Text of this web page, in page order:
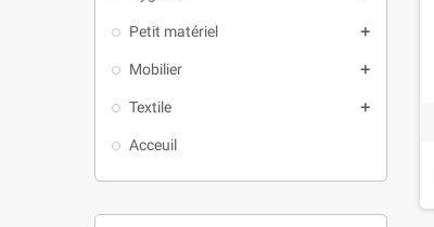
Petit matériel add
Mobilier add
Textile add
Acceuil